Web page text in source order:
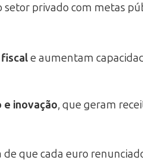
privado com metas
e aumentam
e inovação, que geram
que cada euro